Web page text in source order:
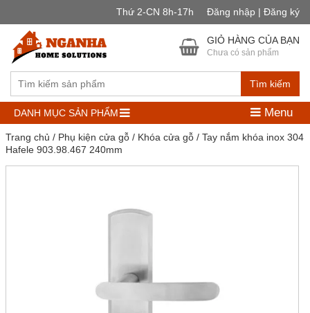
Thứ 2-CN 8h-17h Đăng nhập | Đăng ký
Tìm kiếm
GIỎ HÀNG CỦA BẠN
Chưa có sản phẩm
DANH MỤC SẢN PHẨM Menu
Trang chủ / Phụ kiện cửa gỗ/ Khóa cửa gỗ/ Tay nắm khóa inox 304
Hafele 903.98.467 240mm